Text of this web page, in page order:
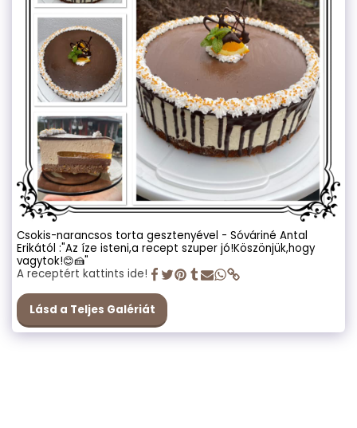
Csokis-narancsos torta gesztenyével - Sóváriné Antal
Erikától :"Az íze isteni,a recept szuper jó!Köszönjük,hogy
vagytok!😊🍰"
A receptért kattints ide!
Lásd a Teljes Galériát